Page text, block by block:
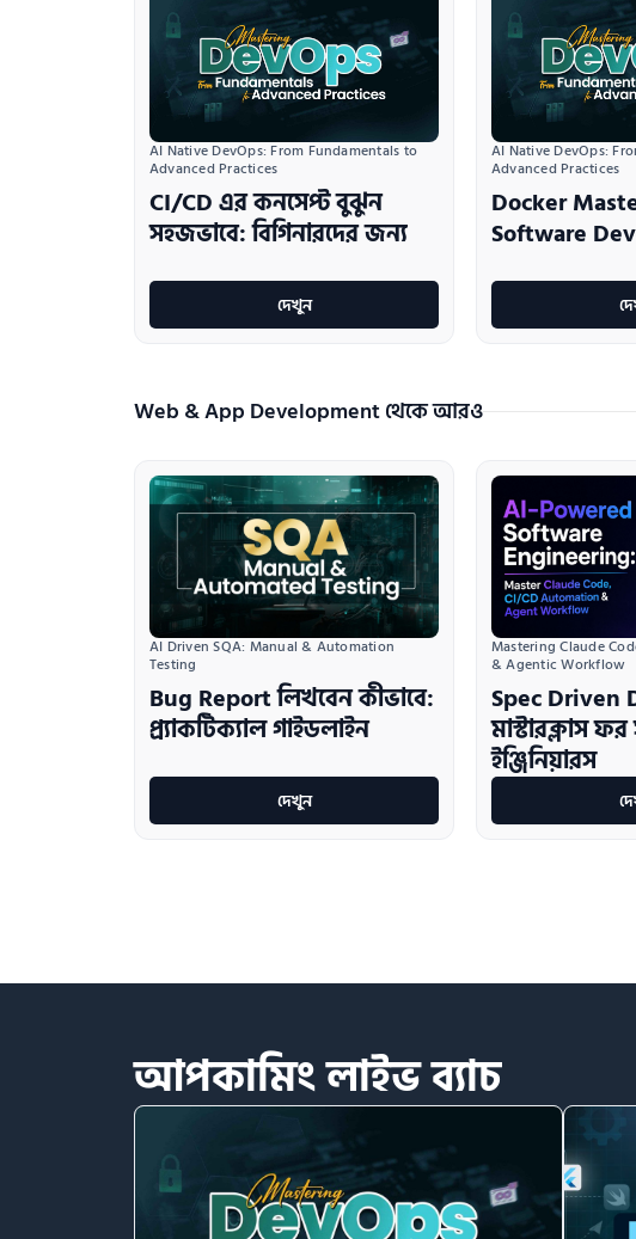
AI Native DevOps: From Fundamentals to
Advanced Practices
CI/CD এর কনসেপ্ট বুঝুন
সহজভাবে: বিগিনারদের জন্য
দেখুন
AI Native DevOps:
Advanced Practices
Docker
Software
Web & App Development থেকে আরও
AI Driven SQA: Manual & Automation
Testing
Bug Report লিখবেন কীভাবে:
প্র্যাকটিক্যাল গাইডলাইন
দেখুন
Mastering Claude
& Agentic Workflow
Spec Driven
মাস্টারক্লাস
ইঞ্জিনিয়ারস
আপকামিংলাইভব্যাচ